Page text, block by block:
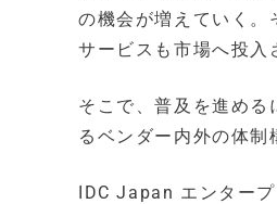
の機会が増えていく。
サービスも市場へ投入
そこで、普及を進め
るベンダー内外の体制
IDC Japan エンター